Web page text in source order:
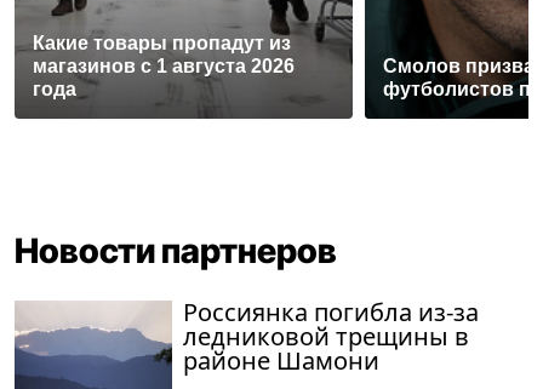
Какие товары пропадут из
магазинов с 1 августа 2026
года
Смолов
футболистов
Новости партнеров
Россиянка погибла из-за
ледниковой трещины в
районе Шамони